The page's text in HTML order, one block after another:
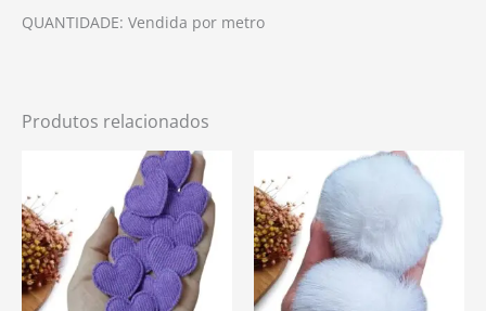
QUANTIDADE: Vendida por metro
Produtos relacionados